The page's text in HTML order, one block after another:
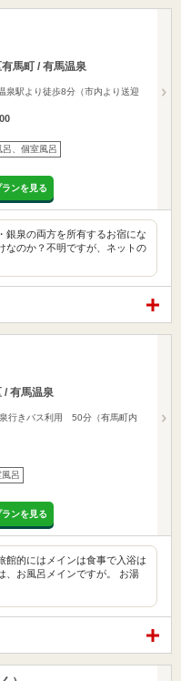
馬町 / 有馬温泉
駅より徒歩8分（市内より送迎
呂、個室風呂
ンを見る
銀泉の両方を所有するお宿にな
なのか？不明ですが、ネットの
/ 有馬温泉
泉行きバス利用 50分（有馬町内
呂
ンを見る
館的にはメインは食事で入浴は
、お風呂メインですが。 お湯